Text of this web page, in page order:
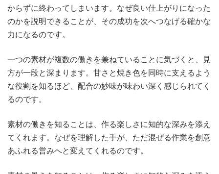
からずに終わってしまいます。なぜ良い仕上がりになった
のかを説明できることが、その成功を次へつなげる確かな
力になるのです。
一つの素材が複数の働きを兼ねていることに気づくと、見
方が一段と深まります。甘さと焼き色を同時に支えるよう
な役割を知るほど、配合の妙味が味わい深く感じられてく
るのです。
素材の働きを知ることは、作る楽しさに知的な深みを添え
てくれます。なぜを理解した手が、ただ混ぜる作業を創意
あふれる営みへと変えてくれるのです。